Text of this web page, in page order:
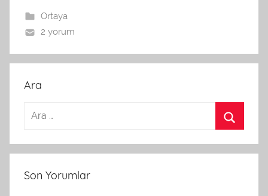
Ortaya
2 yorum
Ara
Son Yorumlar